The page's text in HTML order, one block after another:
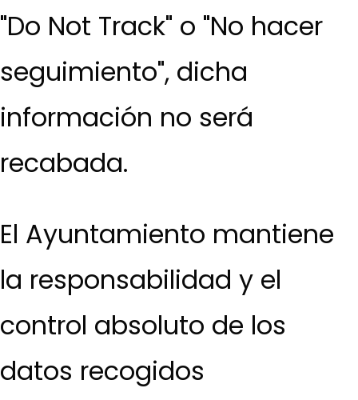
"Do Not Track" o "No hacer
seguimiento", dicha
información no será
recabada.
El Ayuntamiento mantiene
la responsabilidad y el
control absoluto de los
datos recogidos